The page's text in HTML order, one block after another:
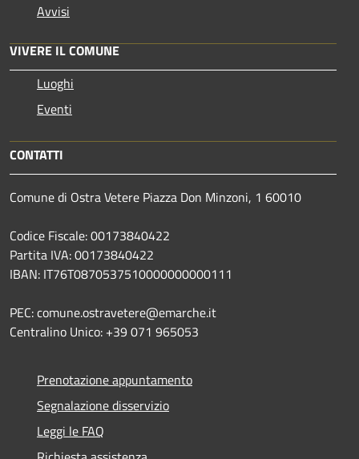
Avvisi
VIVERE IL COMUNE
Luoghi
Eventi
CONTATTI
Comune di Ostra Vetere Piazza Don Minzoni, 1 60010
Codice Fiscale: 00173840422
Partita IVA: 00173840422
IBAN: IT76T0870537510000000000111
PEC: comune.ostravetere@emarche.it
Centralino Unico: +39 071 965053
Prenotazione appuntamento
Segnalazione disservizio
Leggi le FAQ